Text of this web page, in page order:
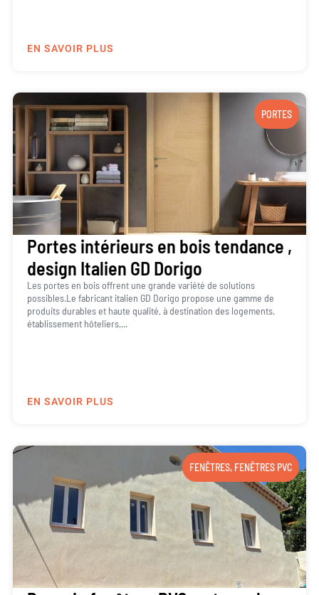
EN SAVOIR PLUS
PORTES
Portes intérieurs en bois tendance ,
design Italien GD Dorigo
Les portes en bois offrent une grande variété de solutions
possibles.Le fabricant italien GD Dorigo propose une gamme de
produits durables et haute qualité, à destination des logements,
établissement hôteliers,...
EN SAVOIR PLUS
FENÊTRES, FENÊTRES PVC